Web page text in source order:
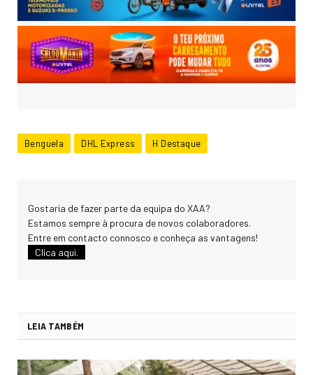
Benguela DHL Express H Destaque
Gostaria de fazer parte da equipa do XAA?
Estamos sempre à procura de novos colaboradores.
Entre em contacto connosco e conheça as vantagens!
Clica aqui.
LEIA TAMBÉM